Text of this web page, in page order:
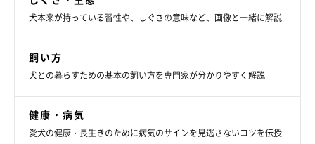
犬本来が持っている習性や、しぐさの意味など、画像と一緒に解説
飼い方
犬との暮らすための基本の飼い方を専門家が分かりやすく解説
健康・病気
愛犬の健康・長生きのために病気のサインを見逃さないコツを伝授